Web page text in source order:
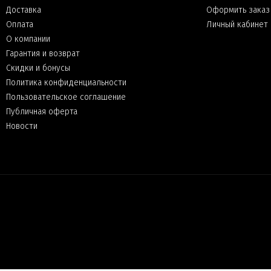
Доставка
Оплата
О компании
Гарантия и возврат
Скидки и бонусы
Политика конфиденциальности
Пользовательское соглашение
Публичная оферта
Новости
Оформить заказ
Личный кабинет